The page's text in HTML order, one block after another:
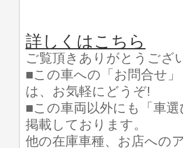
詳しくはこちら
ご覧頂きありがとうござ
■この車への「お問合せ
は、お気軽にどうぞ!
■この車両以外にも「車
掲載しております。
他の在庫車種、お店への